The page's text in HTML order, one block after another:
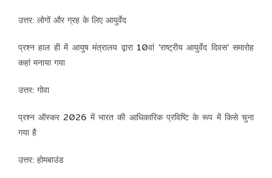
उत्तर: लोगों और ग्रह के लिए आयुर्वेद
प्रश्न हाल ही में आयुष मंत्रालय द्वारा 10वां ‘राष्ट्रीय आयुर्वेद दिवस’ समारोह
कहां मनाया गया
उत्तर: गोवा
प्रश्न ऑस्कर 2026 में भारत की आधिकारिक प्रविष्टि के रूप में किसे चुना
गया है
उत्तर: होमबाउंड